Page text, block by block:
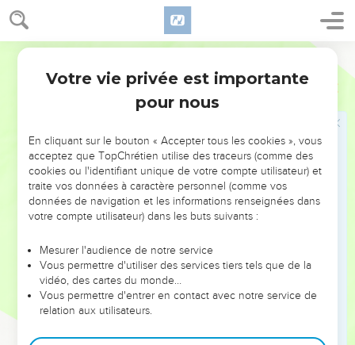
20
41 Εἶπεν δὲ πρὸς αὐτούς· Πῶς λέγουσιν τὸν χριστὸν
εἶναι Δαυὶδ υἱόν;
42
κύριος τῷ κυρίῳ μου· Κάθου ἐκ δεξιῶν μου
ἕως ἂν θῶ τοὺς ἐχθρούς σου ὑποπόδιον τῶν ποδῶν
Δαυὶδ οὖν αὐτὸν κύριον καλεῖ, καὶ πῶς αὐτοῦ υἱός
ἐστιν;
Jésus met en garde contre les maîtres de la
Ἀκούοντος δὲ παντὸς τοῦ λαοῦ εἶπεν τοῖς μαθηταῖς·
Προσέχετε ἀπὸ τῶν γραμματέων τῶν θελόντων
περιπατεῖν ἐν στολαῖς καὶ φιλούντων ἀσπασμοὺς ἐν
ταῖς ἀγοραῖς καὶ πρωτοκαθεδρίας ἐν ταῖς
Votre vie privée est importante
pour nous
En cliquant sur le bouton « Accepter tous les cookies », vous
acceptez que TopChrétien utilise des traceurs (comme des
cookies ou l'identifiant unique de votre compte utilisateur) et
traite vos données à caractère personnel (comme vos
données de navigation et les informations renseignées dans
votre compte utilisateur) dans les buts suivants :
Mesurer l'audience de notre service
Vous permettre d'utiliser des services tiers tels que de la
vidéo, des cartes du monde…
Vous permettre d'entrer en contact avec notre service de
relation aux utilisateurs.